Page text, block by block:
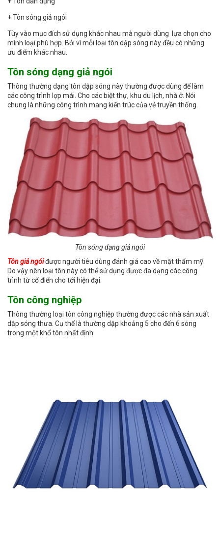
+ Tôn sóng giả ngói
Tùy vào mục đích sử dụng khác nhau mà người dùng lựa chọn cho
mình loại phù hợp. Bởi vì mỗi loại tôn dập sóng này đều có những
ưu điểm khác nhau.
Tôn sóng dạng giả ngói
Thông thường dạng tôn dập sóng này thường được dùng để làm
các công trình lợp mái. Cho các biệt thự, khu du lịch, nhà ở. Nói
chung là những công trình mang kiến trúc của vẻ truyền thống.
Tôn sóng dạng giả ngói
Tôn giả ngóiđược người tiêu dùng đánh giá cao về mặt thẩm mỹ.
Do vậy nên loại tôn này có thể sử dụng được đa dạng các công
trình từ cổ điển cho tới hiện đại.
Tôn công nghiệp
Thông thường loại tôn công nghiệp thường được các nhà sản xuất
dập sóng thưa. Cụ thể là thường dập khoảng 5 cho đến 6 sóng
trong một khổ tôn nhất định.